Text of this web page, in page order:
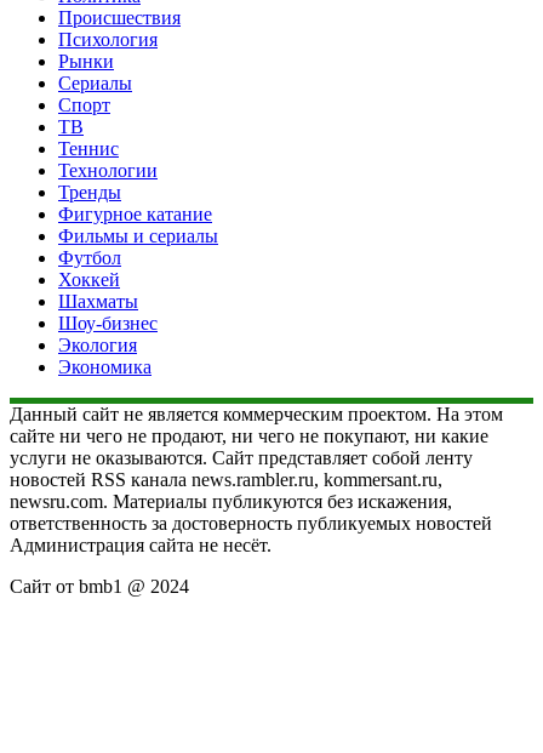
Происшествия
Психология
Рынки
Сериалы
Спорт
ТВ
Теннис
Технологии
Тренды
Фигурное катание
Фильмы и сериалы
Футбол
Хоккей
Шахматы
Шоу-бизнес
Экология
Экономика
Данный сайт не является коммерческим проектом. На этом
сайте ни чего не продают, ни чего не покупают, ни какие
услуги не оказываются. Сайт представляет собой ленту
новостей RSS канала news.rambler.ru, kommersant.ru,
newsru.com. Материалы публикуются без искажения,
ответственность за достоверность публикуемых новостей
Администрация сайта не несёт.
Сайт от bmb1 @ 2024